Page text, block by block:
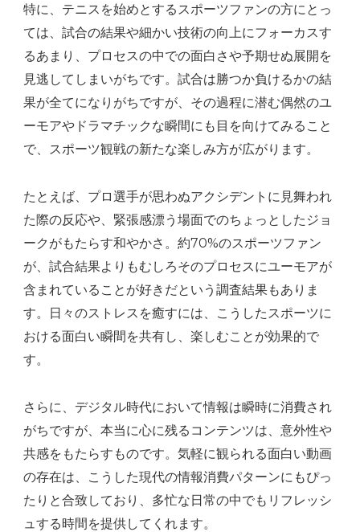
特に、テニスを始めとするスポーツファンの方にとっ
ては、試合の結果や細かい技術の向上にフォーカスす
るあまり、プロセスの中での面白さや予期せぬ展開を
見逃してしまいがちです。試合は勝つか負けるかの結
果が全てになりがちですが、その過程に潜む偶然のユ
ーモアやドラマチックな瞬間にも目を向けてみること
で、スポーツ観戦の新たな楽しみ方が広がります。
たとえば、プロ選手が思わぬアクシデントに見舞われ
た際の反応や、緊張感漂う場面でのちょっとしたジョ
ークがもたらす和やかさ。約70%のスポーツファン
が、試合結果よりもむしろそのプロセスにユーモアが
含まれていることが好きだという調査結果もありま
す。日々のストレスを癒すには、こうしたスポーツに
おける面白い瞬間を共有し、楽しむことが効果的で
す。
さらに、デジタル時代において情報は瞬時に消費され
がちですが、本当に心に残るコンテンツは、意外性や
共感をもたらすものです。気軽に観られる面白い動画
の存在は、こうした現代の情報消費パターンにもぴっ
たりと合致しており、多忙な日常の中でもリフレッシ
ュする時間を提供してくれます。